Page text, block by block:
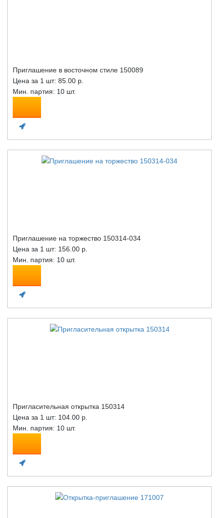
Приглашение в восточном стиле 150089
Цена за 1 шт: 85.00 р.
Мин. партия: 10 шт.
Приглашение на торжество 150314-034
Цена за 1 шт: 156.00 р.
Мин. партия: 10 шт.
Пригласительная открытка 150314
Цена за 1 шт: 104.00 р.
Мин. партия: 10 шт.